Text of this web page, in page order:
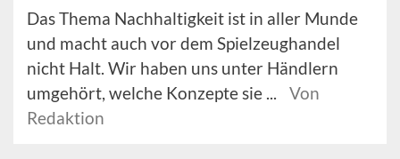
Das Thema Nachhaltigkeit ist in aller Munde
und macht auch vor dem Spielzeughandel
nicht Halt. Wir haben uns unter Händlern
umgehört, welche Konzepte sie ...
Von
Redaktion